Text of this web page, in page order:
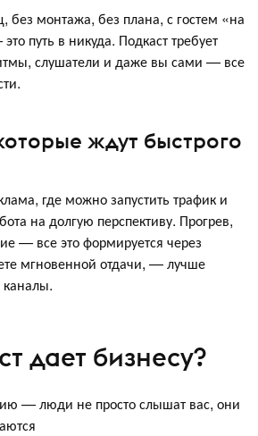
без монтажа, без плана, с гостем «на
путь в никуда. Подкаст требует
слушатели и даже вы сами — все
ждут быстрого
где можно запустить трафик и
на долгую перспективу. Прогрев,
— все это формируется через
мгновенной отдачи, — лучше
каналы.
дает бизнесу?
— люди не просто слышат вас, они